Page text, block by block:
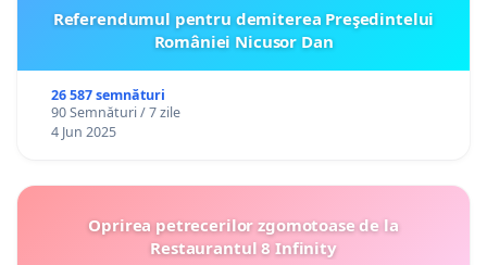
Referendumul pentru demiterea Preşedintelui
României Nicusor Dan
26 587 semnături
90 Semnături / 7 zile
4 Jun 2025
Oprirea petrecerilor zgomotoase de la
Restaurantul 8 Infinity